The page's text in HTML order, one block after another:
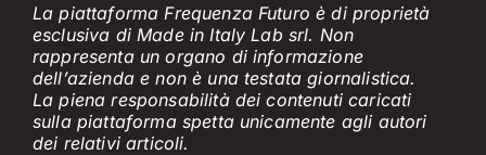
La piattaforma Frequenza Futuro è di proprietà
esclusiva di Made in Italy Lab srl. Non
rappresenta un organo di informazione
dell’azienda e non è una testata giornalistica.
La piena responsabilità dei contenuti caricati
sulla piattaforma spetta unicamente agli autori
dei relativiarticoli.